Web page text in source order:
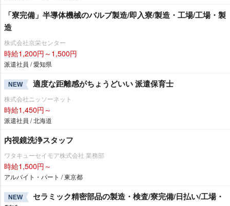
「寮完備」半導体機械のバルブ製造/即入寮/製造・工場/工場・製
造
株式会社京栄センター
時給1,200円～1,500円
派遣社員 / 愛知県
NEW 適度な距離感がちょうどいい 派遣保育士
株式会社ニッソーネット
時給1,450円～
派遣社員 / 北海道
内視鏡洗浄スタッフ
ワタキューセイモア株式会社 業務部
時給1,500円～
アルバイト・パート / 東京都
NEW
セラミック精密部品の製造・検査/寮完備/日払い/工場・